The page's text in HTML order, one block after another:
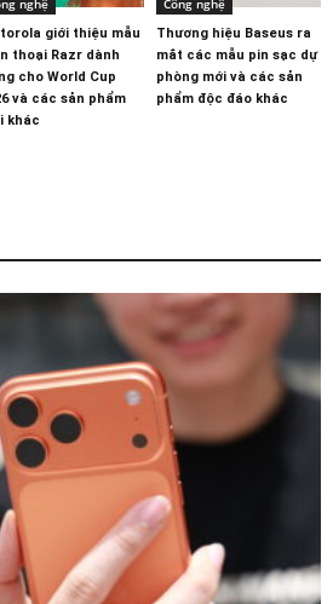
nghệ
giới thiệu mẫu
thoại Razr dành
cho World Cup
và các sản phẩm
khác
Công nghệ
Thương hiệu Baseus ra
mắt các mẫu pin sạc dự
phòng mới và các sản
phẩm độc đáo khác